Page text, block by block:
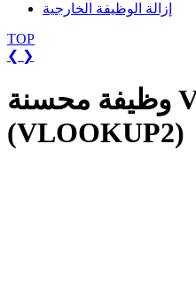
إزالة الوظيفة الخارجية
TOP
❮ ❯
وظيفة محسنة VLOOKUP
(VLOOKUP2)